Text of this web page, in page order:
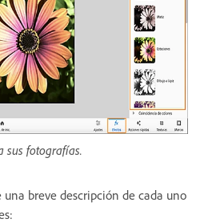
sus fotografías.
breve descripción de cada uno